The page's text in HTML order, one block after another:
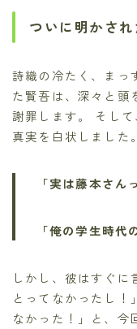
ついに明かさ
詩織の冷たく、まっ
た賢吾は、深々と頭
謝罪します。 そし
真実を白状しました。
「実は藤本さん
「俺の学生時代
しかし、彼はすぐに
とってなかったし！
なかった！」と、今